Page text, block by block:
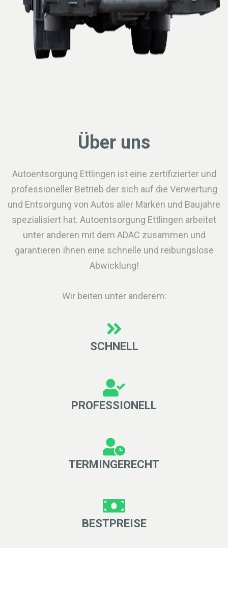
Über uns
Autoentsorgung Ettlingen ist eine zertifizierter und
professioneller Betrieb der sich auf die Verwertung
und Entsorgung von Autos aller Marken und Baujahre
spezialisiert hat. Autoentsorgung Ettlingen arbeitet
unter anderen mit dem ADAC zusammen und
garantieren Ihnen eine schnelle und reibungslose
Abwicklung!
Wir beiten unter anderem:
SCHNELL
PROFESSIONELL
TERMINGERECHT
BESTPREISE